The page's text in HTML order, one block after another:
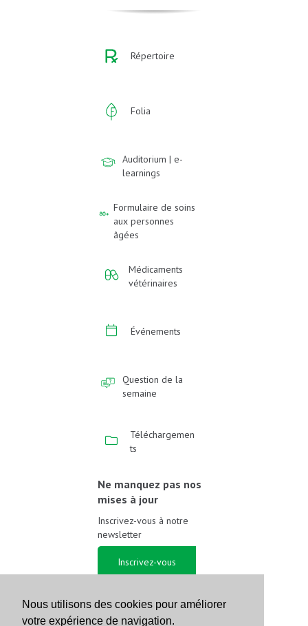
Nous utilisons des cookies pour améliorer
votre expérience de navigation.
Répertoire
Folia
Auditorium | e-
learnings
Formulaire de soins
aux personnes
âgées
Médicaments
vétérinaires
Événements
Question de la
semaine
Téléchargemen
ts
Ne manquez pas nos
mises à jour
Inscrivez-vous à notre
newsletter
Inscrivez-vous
Suivez-nous sur les
réseaux sociaux